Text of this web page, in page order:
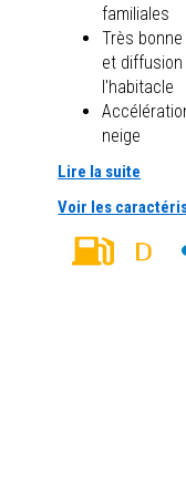
familiales
Très
et
l'habitacle
neige
Lire la suite
Voir les